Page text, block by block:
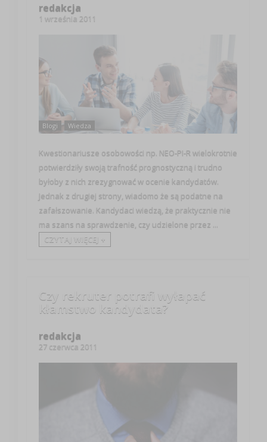
redakcja
1 września 2011
Blogi Wiedza
Kwestionariusze osobowości np. NEO-PI-R wielokrotnie
potwierdziły swoją trafność prognostyczną i trudno
byłoby z nich zrezygnować w ocenie kandydatów.
Jednak z drugiej strony, wiadomo że są podatne na
zafałszowanie. Kandydaci wiedzą, że praktycznie nie
ma szans na sprawdzenie, czy udzielone przez ...
CZYTAJ WIĘCEJ +
Czy rekruter potrafi wyłapać
kłamstwo kandydata?
redakcja
27 czerwca 2011